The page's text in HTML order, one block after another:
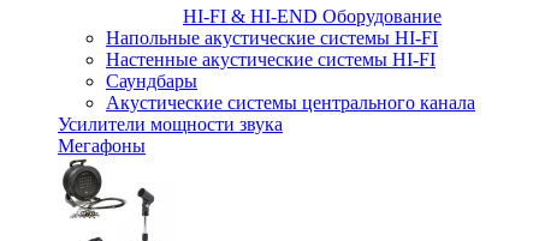
HI-FI & HI-END Оборудование
Напольные акустические системы HI-FI
Настенные акустические системы HI-FI
Саундбары
Акустические системы центрального канала
Усилители мощности звука
Мегафоны